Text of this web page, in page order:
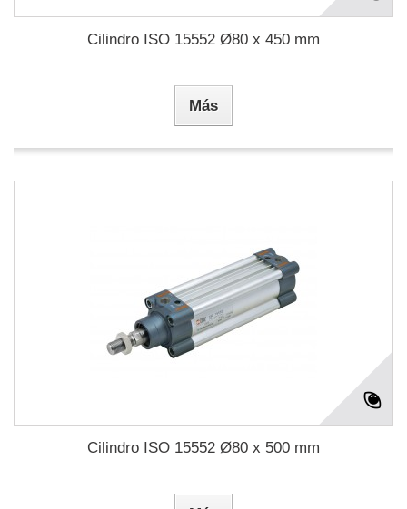
Cilindro ISO 15552 Ø80 x 450 mm
Más
Cilindro ISO 15552 Ø80 x 500 mm